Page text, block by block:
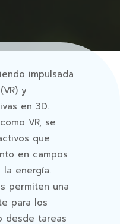
impulsada
y
en 3D.
VR, se
que
en campos
energía.
permiten una
para los
desde tareas